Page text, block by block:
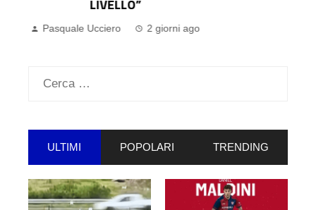
Ricerca
ULTIMI POPOLARI TRENDING